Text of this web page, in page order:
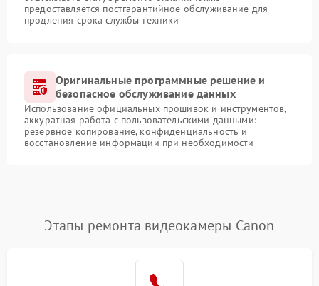
предоставляется постгарантийное обслуживание для
продления срока службы техники
Оригинальные программные решение и
безопасное обслуживание данных
Использование официальных прошивок и инструментов,
аккуратная работа с пользовательскими данными:
резервное копирование, конфиденциальность и
восстановление информации при необходимости
Этапы ремонта видеокамеры Canon